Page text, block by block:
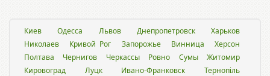
Киев Одесса Львов Днепропетровск
Харьков
Николаев
Кривой Рог Запорожье Винница
Херсон
Полтава
Чернигов Черкассы Ровно Сумы
Житомир
Кировоград
Луцк Ивано-Франковск Тернопіль